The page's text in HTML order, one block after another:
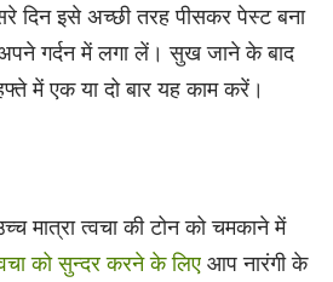
दिन इसे अच्छी तरह पीसकर पेस्ट बना
गर्दन में लगा लें। सुख जाने के बाद
में एक या दो बार यह काम करें।
मात्रा त्वचा की टोन को चमकाने में
को सुन्दर करने के लिए आप नारंगी के